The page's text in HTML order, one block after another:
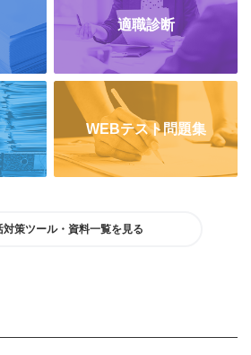
適職診断
WEBテスト問題集
対策ツール・資料一覧を見る